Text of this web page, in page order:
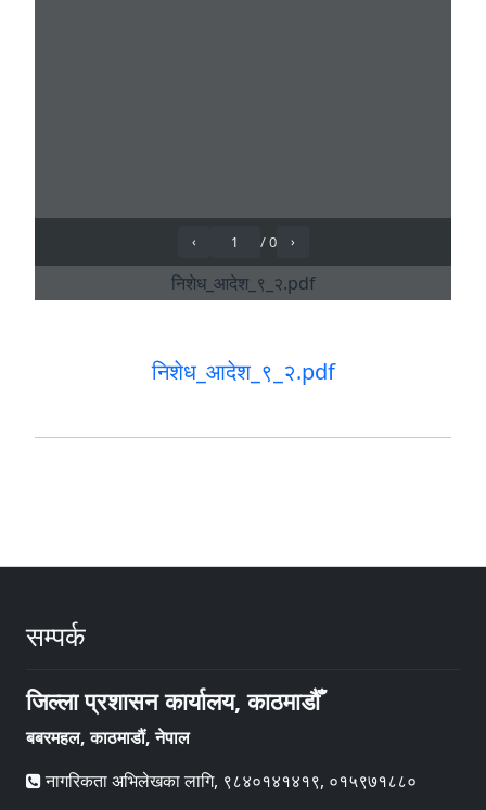
निशेध_आदेश_९_२.pdf
सम्पर्क
जिल्ला प्रशासन कार्यालय, काठमाडौँ
बबरमहल, काठमाडौं, नेपाल
नागरिकता अभिलेखका लागि, ९८४०१४१४१९, ०१५९७१८८०